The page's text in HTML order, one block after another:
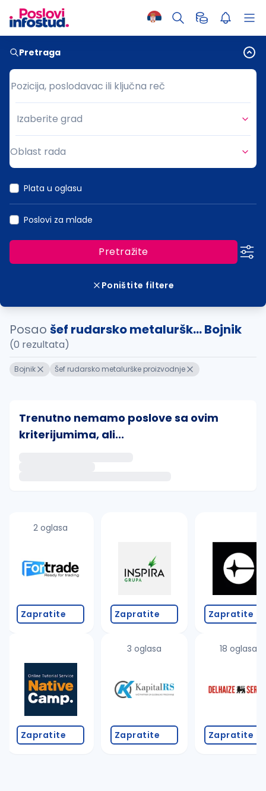
Pretraga
Pozicija, poslodavac ili ključna reč
Pozicija, poslodavac ili ključna reč
Grad
Izaberite grad
Oblast rada
Plata u oglasu
Poslovi za mlade
Pretražite
Poništite filtere
Posao šef rudarsko metaluršk... Bojnik
(0 rezultata)
Bojnik Šef rudarsko metalurške proizvodnje
Trenutno nemamo poslove sa ovim
kriterijumima, ali...
proverite pravopisne greške (koristite č, ć, š, đ,
promenite odabrane filtere pretrage
2 oglasa
Zapratite
Zapratite
Zapratite
3 oglasa
Zapratite
Zapratite
18 oglasa
Zapratite